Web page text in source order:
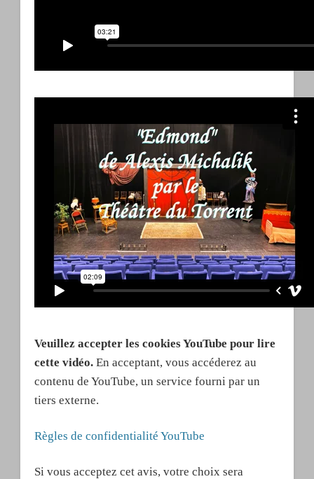
Veuillez accepter les cookies YouTube pour lire
cette vidéo.En acceptant, vous accéderez au
contenu de YouTube, un service fourni par un
tiers externe.
Règles de confidentialité YouTube
Si vous acceptez cet avis, votre choix sera